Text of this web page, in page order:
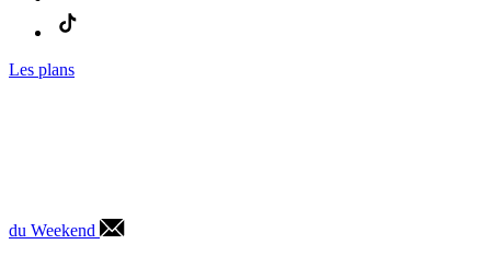
Les plans
du Weekend